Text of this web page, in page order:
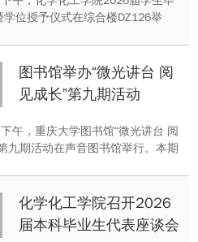
学位授予仪式在综合楼DZ126举
员及家长代表参加仪式，见证“化院
时代新人”的庄重转身。仪式由党委
泽全主持。
图书馆举办“微光讲台 阅
见成长”第九期活动
午，重庆大学图书馆“微光讲台 阅
九期活动在声音图书馆举行。本期
讲。她结合个人硕士阶段的阅读经
多部女性作家作品展开分享，探讨
帮助个体面对生活困境、实现自我
化学化工学院召开2026
届本科毕业生代表座谈会